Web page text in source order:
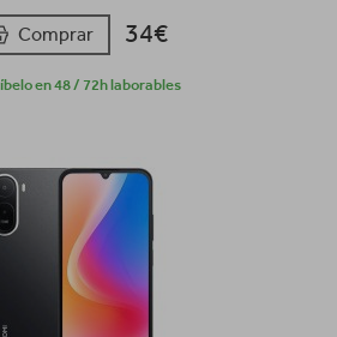
Comprar 34€
en 48 / 72h laborables